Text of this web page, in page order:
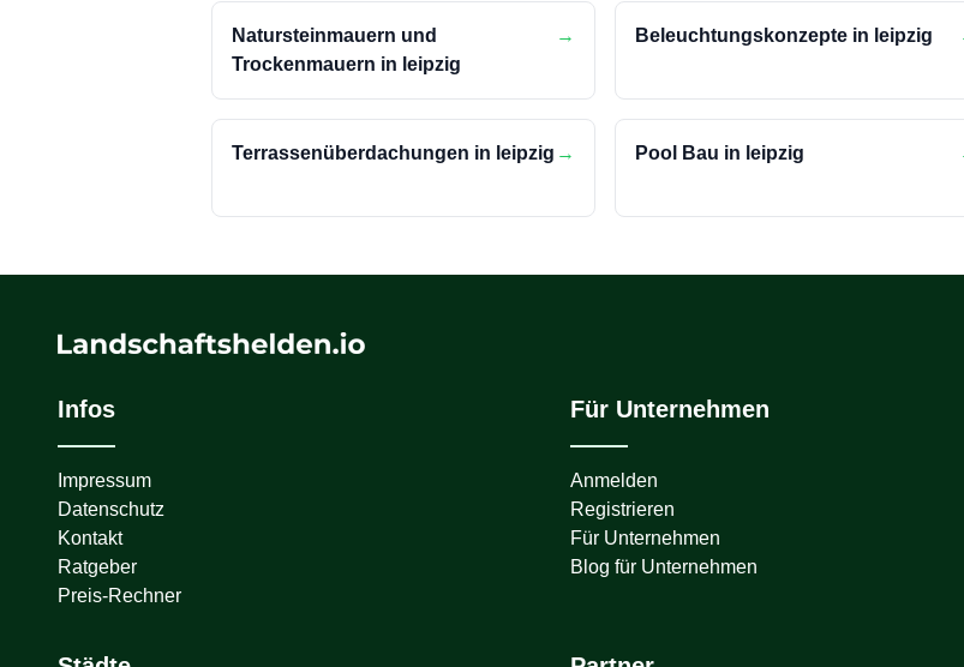
Natursteinmauern und
Trockenmauern in leipzig
→ Beleuchtungskonzepte in leipzig
Terrassenüberdachungen in leipzig → Pool Bau in leipzig
Infos
Impressum
Datenschutz
Kontakt
Ratgeber
Preis-Rechner
Für Unternehmen
Anmelden
Registrieren
Für Unternehmen
Blog für Unternehmen